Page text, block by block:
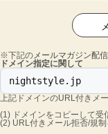
※下記のメールマガジン配
ドメイン指定に関して
nightstyle.jp
上記ドメインのURL付きメ
(1) ドメインをコピーして受
(2) URL付きメール拒否/規